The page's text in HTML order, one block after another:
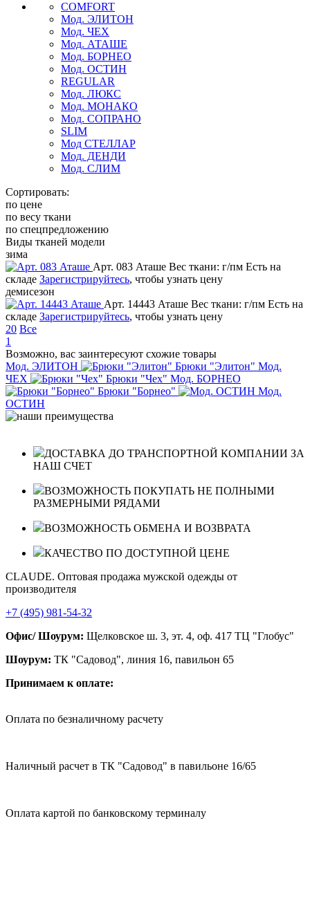
COMFORT
Мод. ЭЛИТОН
Мод. ЧЕХ
Мод. АТАШЕ
Мод. БОРНЕО
Мод. ОСТИН
REGULAR
Мод. ЛЮКС
Мод. МОНАКО
Мод. СОПРАНО
SLIM
Мод СТЕЛЛАР
Мод. ДЕНДИ
Мод. СЛИМ
Сортировать:
по цене
по весу ткани
по спецпредложению
Виды тканей модели
зима
Арт. 083 Аташе Вес ткани: г/пм Есть на
складе Зарегистрируйтесь, чтобы узнать цену
демисезон
Арт. 14443 Аташе Вес ткани: г/пм Есть на
складе Зарегистрируйтесь, чтобы узнать цену
20 Все
1
Возможно, вас заинтересуют схожие товары
Мод. ЭЛИТОН
Брюки "Элитон" Мод.
ЧЕХ
Брюки "Чех" Мод. БОРНЕО
Брюки "Борнео"
Мод.
ОСТИН
ДОСТАВКА ДО ТРАНСПОРТНОЙ КОМПАНИИ ЗА
НАШ СЧЕТ
ВОЗМОЖНОСТЬ ПОКУПАТЬ НЕ ПОЛНЫМИ
РАЗМЕРНЫМИ РЯДАМИ
ВОЗМОЖНОСТЬ ОБМЕНА И ВОЗВРАТА
КАЧЕСТВО ПО ДОСТУПНОЙ ЦЕНЕ
CLAUDE. Оптовая продажа мужской одежды от
производителя
+7 (495) 981-54-32
Офис/ Шоурум: Щелковское ш. 3, эт. 4, оф. 417 ТЦ "Глобус"
Шоурум: ТК "Садовод", линия 16, павильон 65
Принимаем к оплате:
Оплата по безналичному расчету
Наличный расчет в ТК "Садовод" в павильоне 16/65
Оплата картой по банковскому терминалу